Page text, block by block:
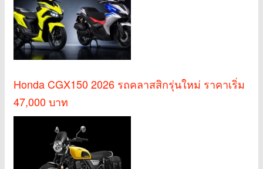
Honda CGX150 2026 รถคลาสสิกรุ่นใหม่ ราคาเริ่ม
47,000 บาท